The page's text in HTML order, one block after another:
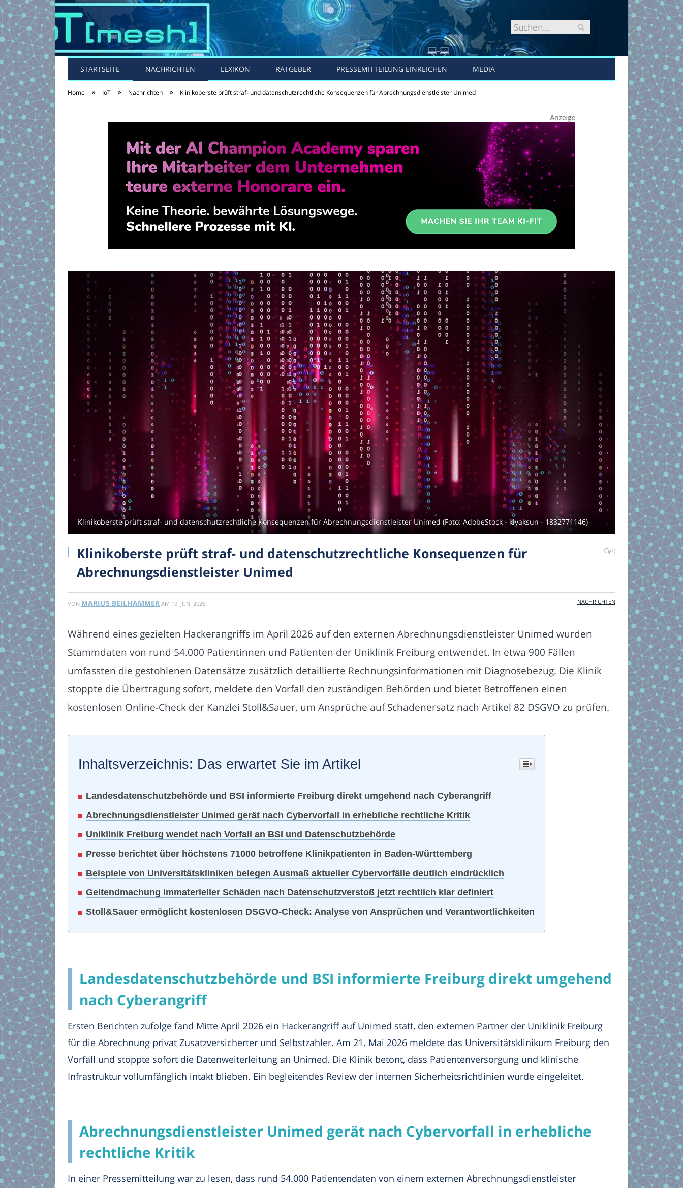
STARTSEITE NACHRICHTEN LEXIKON RATGEBER PRESSEMITTEILUNG EINREICHEN MEDIA
Home » IoT » Nachrichten » Klinikoberste prüft straf- und datenschutzrechtliche Konsequenzen für Abrechnungsdienstleister Unimed
Klinikoberste prüft straf- und datenschutzrechtliche Konsequenzen für Abrechnungsdienstleister Unimed (Foto: AdobeStock - klyaksun - 1832771146)
Klinikoberste prüft straf- und datenschutzrechtliche Konsequenzen für
Abrechnungsdienstleister Unimed
0
VON MARIUS BEILHAMMER AM 10. JUNI 2026 NACHRICHTEN
Während eines gezielten Hackerangriffs im April 2026 auf den externen Abrechnungsdienstleister Unimed wurden
Stammdaten von rund 54.000 Patientinnen und Patienten der Uniklinik Freiburg entwendet. In etwa 900 Fällen
umfassten die gestohlenen Datensätze zusätzlich detaillierte Rechnungsinformationen mit Diagnosebezug. Die Klinik
stoppte die Übertragung sofort, meldete den Vorfall den zuständigen Behörden und bietet Betroffenen einen
kostenlosen Online-Check der Kanzlei Stoll&Sauer, um Ansprüche auf Schadenersatz nach Artikel 82 DSGVO zu prüfen.
Inhaltsverzeichnis: Das erwartet Sie im Artikel
Landesdatenschutzbehörde und BSI informierte Freiburg direkt umgehend nach Cyberangriff
Abrechnungsdienstleister Unimed gerät nach Cybervorfall in erhebliche rechtliche Kritik
Uniklinik Freiburg wendet nach Vorfall an BSI und Datenschutzbehörde
Presse berichtet über höchstens 71000 betroffene Klinikpatienten in Baden-Württemberg
Beispiele von Universitätskliniken belegen Ausmaß aktueller Cybervorfälle deutlich eindrücklich
Geltendmachung immaterieller Schäden nach Datenschutzverstoß jetzt rechtlich klar definiert
Stoll&Sauer ermöglicht kostenlosen DSGVO-Check: Analyse von Ansprüchen und Verantwortlichkeiten
Landesdatenschutzbehörde und BSI informierte Freiburg direkt umgehend
nach Cyberangriff
Ersten Berichten zufolge fand Mitte April 2026 ein Hackerangriff auf Unimed statt, den externen Partner der Uniklinik Freiburg
für die Abrechnung privat Zusatzversicherter und Selbstzahler. Am 21. Mai 2026 meldete das Universitätsklinikum Freiburg den
Vorfall und stoppte sofort die Datenweiterleitung an Unimed. Die Klinik betont, dass Patientenversorgung und klinische
Infrastruktur vollumfänglich intakt blieben. Ein begleitendes Review der internen Sicherheitsrichtlinien wurde eingeleitet.
Abrechnungsdienstleister Unimed gerät nach Cybervorfall in erhebliche
rechtliche Kritik
In einer Pressemitteilung war zu lesen, dass rund 54.000 Patientendaten von einem externen Abrechnungsdienstleister